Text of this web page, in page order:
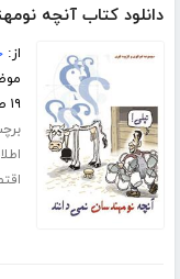
دانلود کتاب آنچه
از:
۱۹ صفحه